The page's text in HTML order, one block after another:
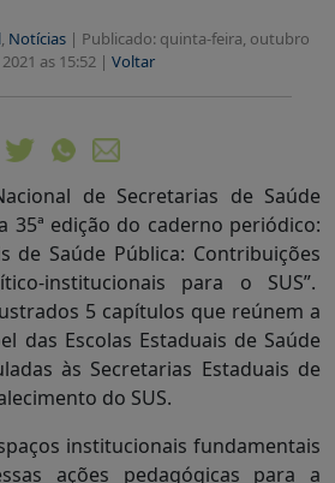
, Notícias | Publicado: quinta-feira, outubro
2021 as 15:52 | Voltar
de Secretarias de Saúde
35ª edição do caderno periódico:
de Saúde Pública: Contribuições
institucionais para o SUS”.
5 capítulos que reúnem a
das Escolas Estaduais de Saúde
às Secretarias Estaduais de
do SUS.
institucionais fundamentais
ações pedagógicas para a